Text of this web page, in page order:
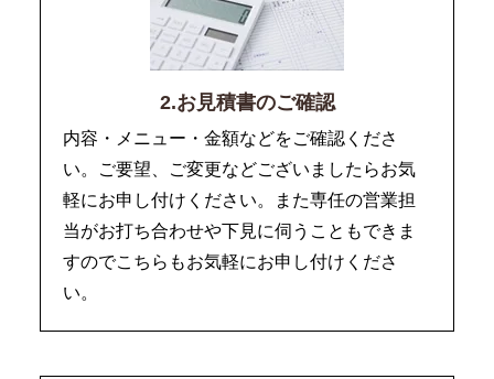
2.お見積書のご確認
内容・メニュー・金額などをご確認くださ
い。ご要望、ご変更などございましたらお気
軽にお申し付けください。また専任の営業担
当がお打ち合わせや下見に伺うこともできま
すのでこちらもお気軽にお申し付けくださ
い。